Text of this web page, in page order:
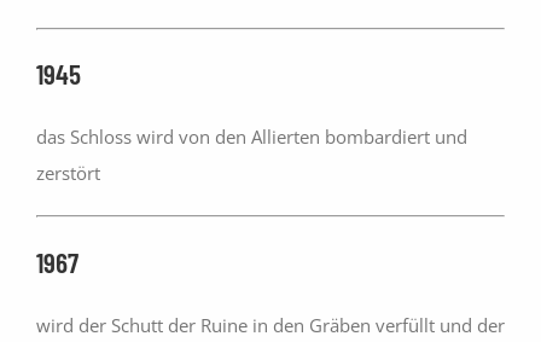
1945
das Schloss wird von den Allierten bombardiert und
zerstört
1967
wird der Schutt der Ruine in den Gräben verfüllt und der